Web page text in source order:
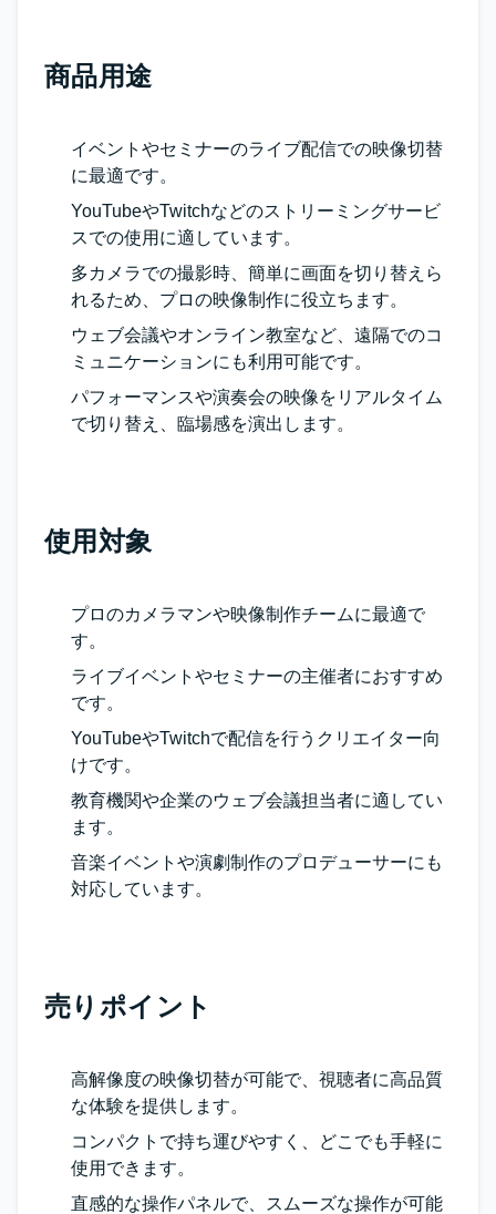
商品用途
イベントやセミナーのライブ配信での映像切替
に最適です。
YouTubeやTwitchなどのストリーミングサービ
スでの使用に適しています。
多カメラでの撮影時、簡単に画面を切り替えら
れるため、プロの映像制作に役立ちます。
ウェブ会議やオンライン教室など、遠隔でのコ
ミュニケーションにも利用可能です。
パフォーマンスや演奏会の映像をリアルタイム
で切り替え、臨場感を演出します。
使用対象
プロのカメラマンや映像制作チームに最適で
す。
ライブイベントやセミナーの主催者におすすめ
です。
YouTubeやTwitchで配信を行うクリエイター向
けです。
教育機関や企業のウェブ会議担当者に適してい
ます。
音楽イベントや演劇制作のプロデューサーにも
対応しています。
売りポイント
高解像度の映像切替が可能で、視聴者に高品質
な体験を提供します。
コンパクトで持ち運びやすく、どこでも手軽に
使用できます。
直感的な操作パネルで、スムーズな操作が可能